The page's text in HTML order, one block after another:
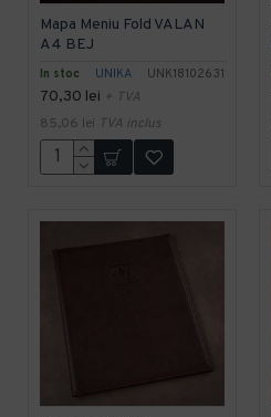
In stoc UNIKA UNK18102631
Mapa Meniu Fold VALAN
A4 BEJ
70,30 lei + TVA
85,06 lei TVA inclus